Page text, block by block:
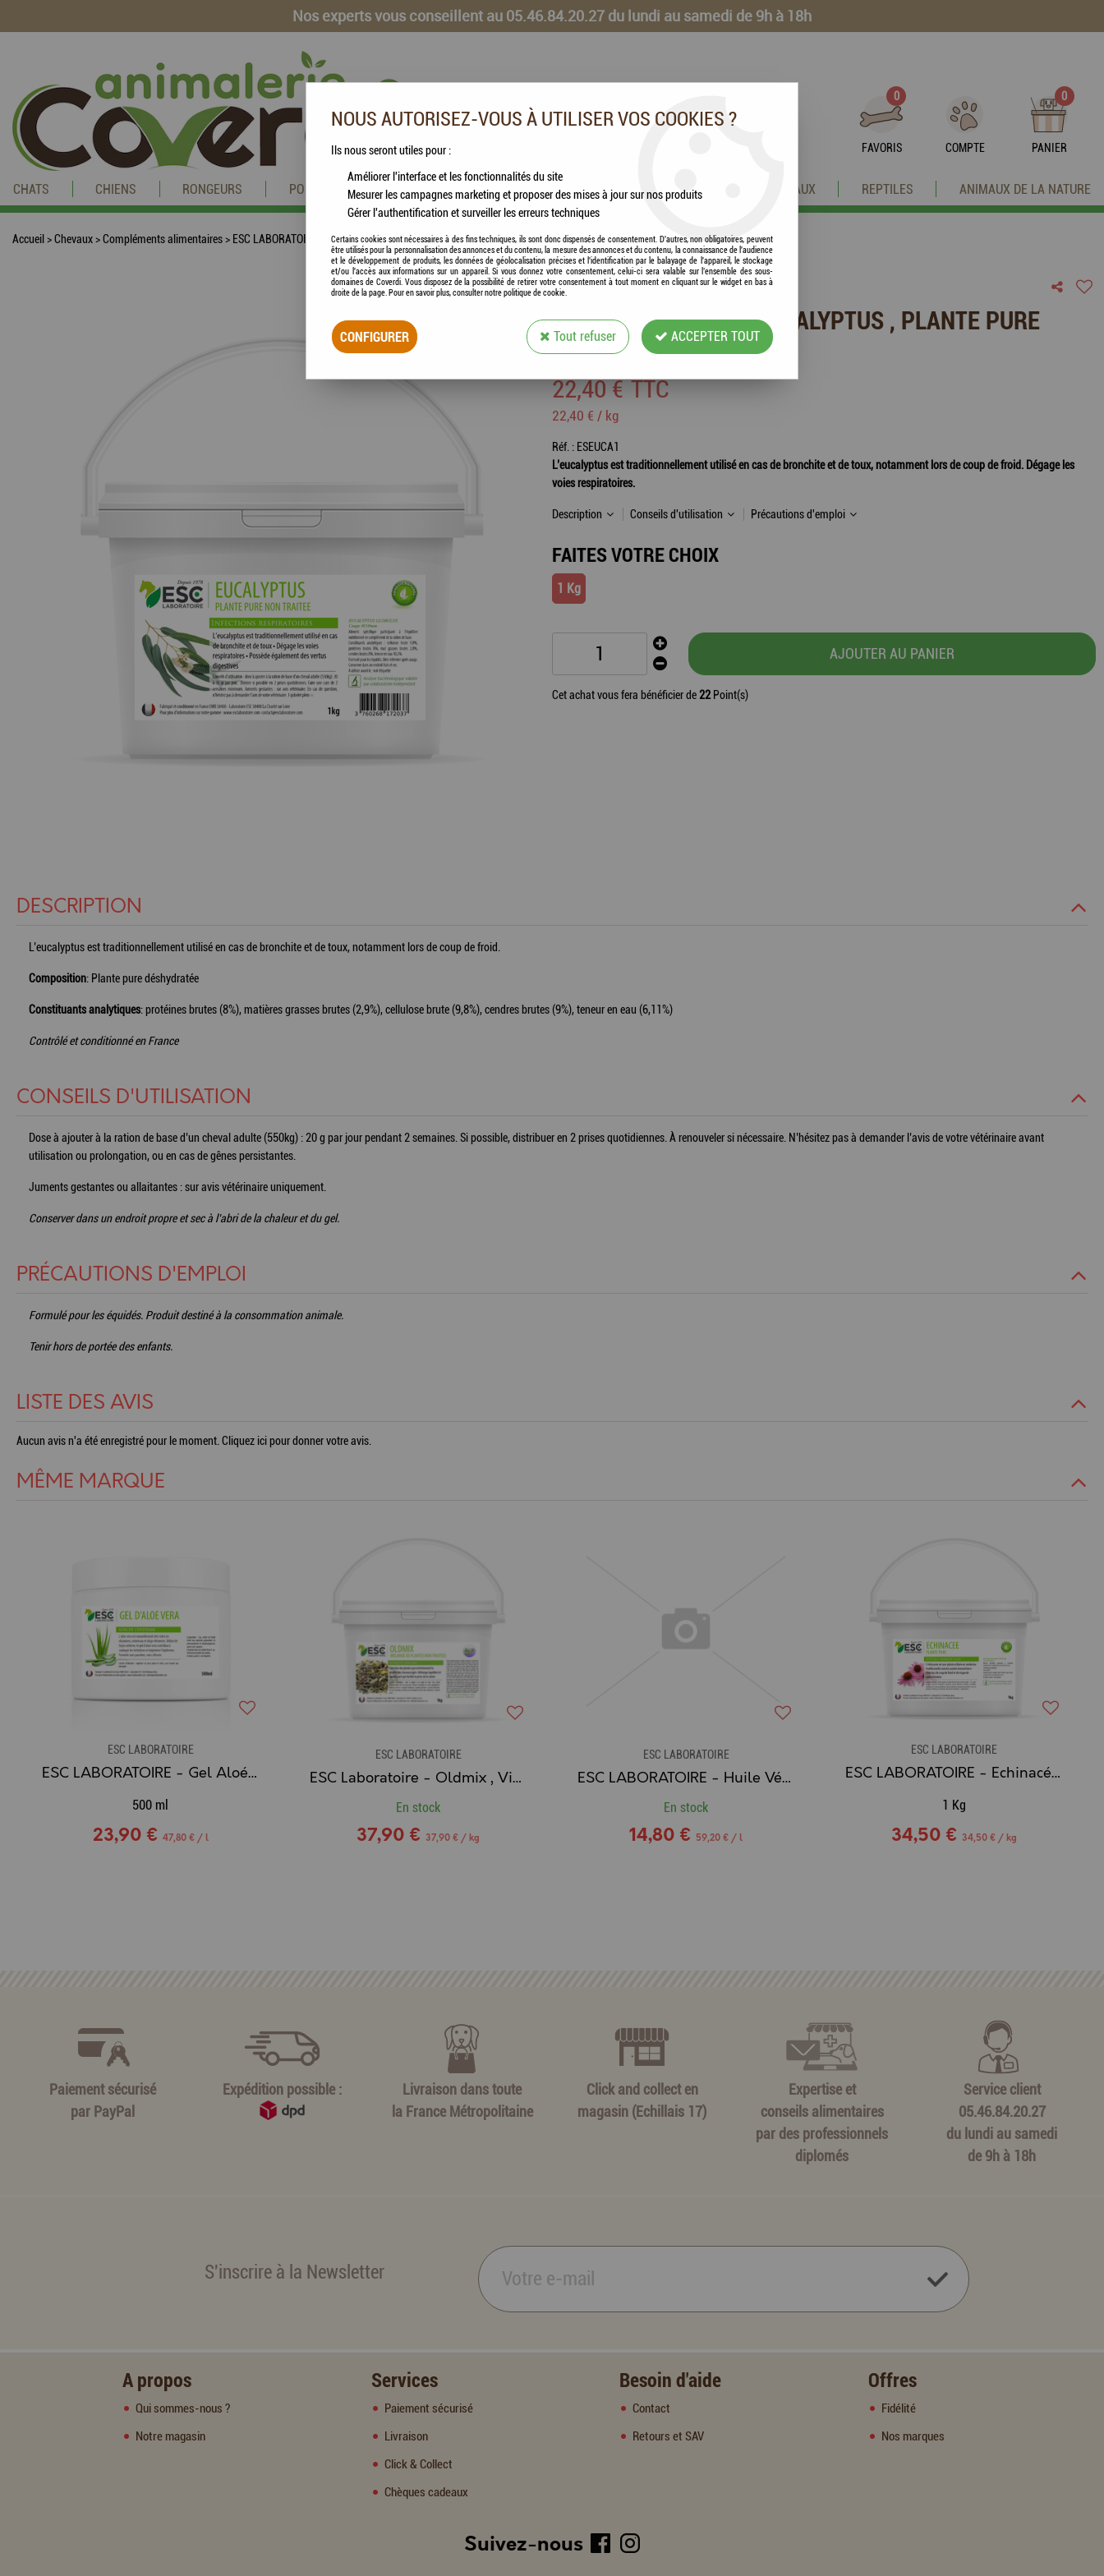
Nos experts vous conseillent au 05.46.84.20.27 du lundi au samedi de 9h à 18h
0
FAVORIS COMPTE
0
PANIER
CHATS CHIENS RONGEURS POISSONS CHEVAUX VOLAILLES ANIMAUX DE LA FERME OISEAUX REPTILES ANIMAUX DE LA NATURE
Accueil >Chevaux>Compléments alimentaires> ESC LABORATOIRE - Eucalyptus , Plante Pure
ESC LABORATOIRE - EUCALYPTUS , PLANTE PURE
Soyez le premier à donner votre avis !
22,40 €TTC
22,40 € / kg
Réf. : ESEUCA1
L’eucalyptus est traditionnellement utilisé en cas de bronchite et de toux, notamment lors de coup de froid. Dégage les
voies respiratoires.
Description Conseils d'utilisation Précautions d'emploi
FAITES VOTRE CHOIX
1 Kg
AJOUTER AU PANIER
Cet achat vous fera bénéficier de22Point(s)
DESCRIPTION
L’eucalyptus est traditionnellement utilisé en cas de bronchite et de toux, notamment lors de coup de froid.
Composition: Plante pure déshydratée
Constituants analytiques: protéines brutes (8%), matières grasses brutes (2,9%), cellulose brute (9,8%), cendres brutes (9%), teneur en eau (6,11%)
Contrôlé et conditionné en France
CONSEILS D'UTILISATION
Dose à ajouter à la ration de base d’un cheval adulte (550kg) : 20 g par jour pendant 2 semaines. Si possible, distribuer en 2 prises quotidiennes. À renouveler si nécessaire. N’hésitez pas à demander l’avis de votre vétérinaire avant
utilisation ou prolongation, ou en cas de gênes persistantes.
Juments gestantes ou allaitantes : sur avis vétérinaire uniquement.
Conserver dans un endroit propre et sec à l’abri de la chaleur et du gel.
PRÉCAUTIONS D'EMPLOI
Formulé pour les équidés. Produit destiné à la consommation animale.
Tenir hors de portée des enfants.
LISTE DES AVIS
Aucun avis n'a été enregistré pour le moment. Cliquez ici pour donner votre avis.
MÊME MARQUE
ESC LABORATOIRE
ESC LABORATOIRE - Gel Aloé Vera, soin épiderme - 500ml
500 ml
23,90 € 47,80 € / l
ESC LABORATOIRE
ESC Laboratoire - Oldmix , Vitalité du Cheval Sénior
En stock
37,90 € 37,90 € / kg
ESC LABORATOIRE
ESC LABORATOIRE - Huile Végétale de Neem, Parasites Externes & Purification
En stock
14,80 € 59,20 € / l
ESC LABORATOIRE
ESC LABORATOIRE - Echinacée, défenses immunitaires - 1kg
1 Kg
34,50 € 34,50 € / kg
Paiement sécurisé
par PayPal
Expédition possible :
Livraison dans toute
la France Métropolitaine
Click and collect en
magasin (Echillais 17)
Expertise et
conseils alimentaires
par des professionnels
diplomés
Service client
05.46.84.20.27
du lundi au samedi
de 9h à 18h
S'inscrire à la Newsletter
A propos
Qui sommes-nous ?
Notre magasin
Services
Paiement sécurisé
Livraison
Click & Collect
Chèques cadeaux
Besoin d'aide
Contact
Retours et SAV
Offres
Fidélité
Nos marques
Suivez-nous
NOUS AUTORISEZ-VOUS À UTILISER VOS COOKIES ?
Ils nous seront utiles pour :
Améliorer l'interface et les fonctionnalités du site
Mesurer les campagnes marketing et proposer des mises à jour sur nos produits
Gérer l'authentification et surveiller les erreurs techniques
Certains cookies sont nécessaires à des fins techniques, ils sont donc dispensés de consentement. D'autres, non obligatoires, peuvent
être utilisés pour la personnalisation des annonces et du contenu, la mesure des annonces et du contenu, la connaissance de l'audience
et le développement de produits, les données de géolocalisation précises et l'identification par le balayage de l'appareil, le stockage
et/ou l'accès aux informations sur un appareil. Si vous donnez votre consentement, celui-ci sera valable sur l’ensemble des sous-
domaines de Coverdi. Vous disposez de la possibilité de retirer votre consentement à tout moment en cliquant sur le widget en bas à
droite de la page. Pour en savoir plus, consulter notre politique de cookie.
CONFIGURER Tout refuser ACCEPTER TOUT